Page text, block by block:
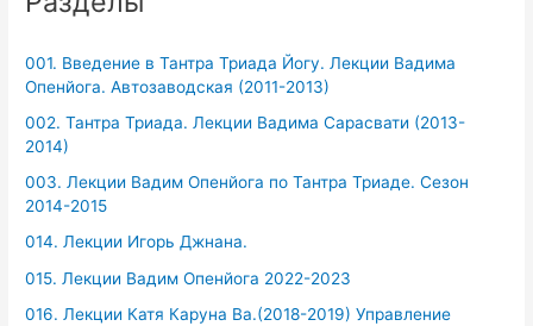
001. Введение в Тантра Триада Йогу. Лекции Вадима
Опенйога. Автозаводская (2011-2013)
002. Тантра Триада. Лекции Вадима Сарасвати (2013-
2014)
003. Лекции Вадим Опенйога по Тантра Триаде. Сезон
2014-2015
014. Лекции Игорь Джнана.
015. Лекции Вадим Опенйога 2022-2023
016. Лекции Катя Каруна Ва.(2018-2019) Управление